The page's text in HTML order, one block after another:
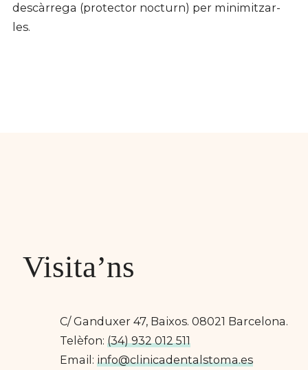
descàrrega (protector nocturn) per minimitzar-
les.
Visita’ns
C/ Ganduxer 47, Baixos. 08021 Barcelona.
Telèfon: (34) 932 012 511
Email: info@clinicadentalstoma.es